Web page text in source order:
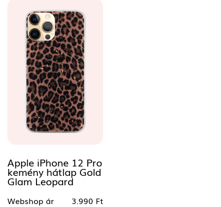
Apple iPhone 12 Pro
kemény hátlap Gold
Glam Leopard
Webshop ár 3.990 Ft